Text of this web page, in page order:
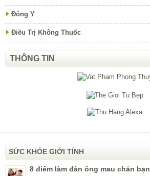
Đông Y
Điều Trị Không Thuốc
THÔNG TIN
SỨC KHỎE GIỚI TÍNH
8 điểm làm đàn ông mau chán bạn